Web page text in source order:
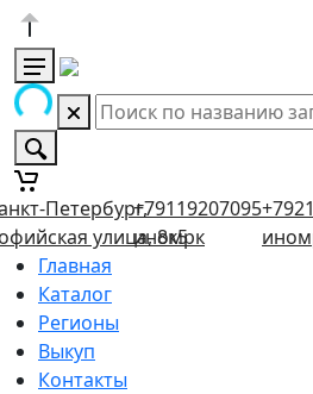
Петербург,
улица, 8к5
+79119207095
иномрк
Главная
Каталог
Регионы
Выкуп
Контакты